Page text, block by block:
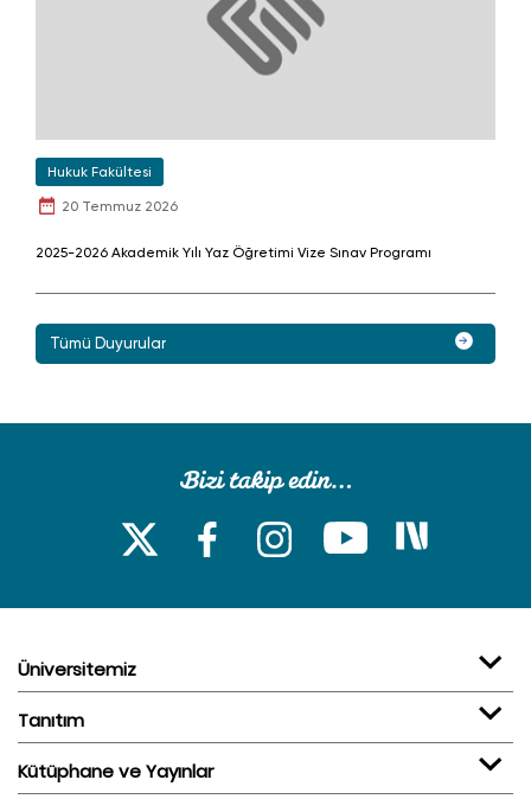
Hukuk Fakültesi
20 Temmuz 2026
2025-2026 Akademik Yılı Yaz Öğretimi Vize Sınav Programı
Tümü Duyurular
Üniversitemiz
Tanıtım
Kütüphane ve Yayınlar